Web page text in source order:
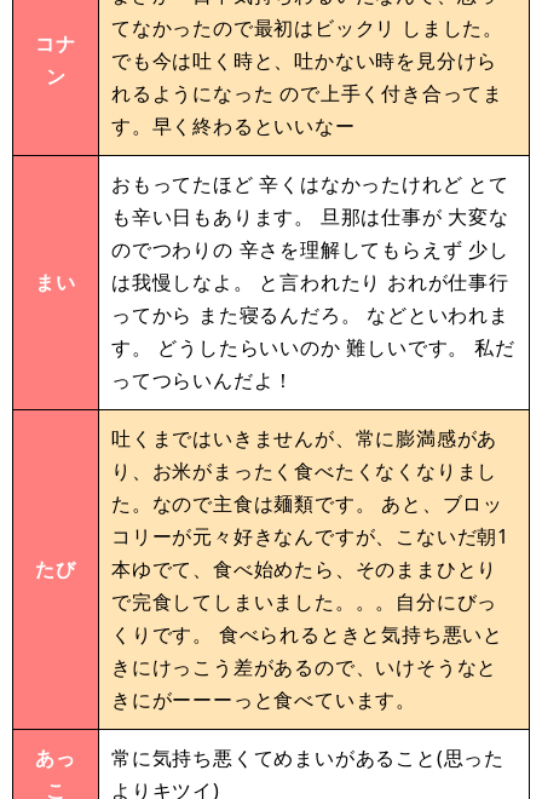
コナ
ン
てなかったので最初はビックリ しました。
でも今は吐く時と、吐かない時を見分けら
れるようになった ので上手く付き合ってま
す。早く終わるといいなー
まい
おもってたほど 辛くはなかったけれど とて
も辛い日もあります。 旦那は仕事が 大変な
のでつわりの 辛さを理解してもらえず 少し
は我慢しなよ。 と言われたり おれが仕事行
ってから また寝るんだろ。 などといわれま
す。 どうしたらいいのか 難しいです。 私だ
ってつらいんだよ！
たび
吐くまではいきませんが、常に膨満感があ
り、お米がまったく食べたくなくなりまし
た。なので主食は麺類です。 あと、ブロッ
コリーが元々好きなんですが、こないだ朝1
本ゆでて、食べ始めたら、そのままひとり
で完食してしまいました。。。自分にびっ
くりです。 食べられるときと気持ち悪いと
きにけっこう差があるので、いけそうなと
きにがーーーっと食べています。
あっ
こ
常に気持ち悪くてめまいがあること(思った
よりキツイ)